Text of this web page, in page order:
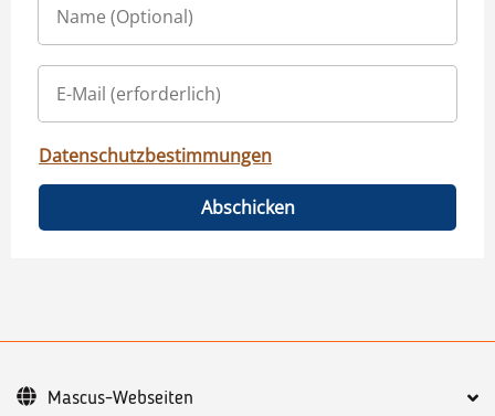
Datenschutzbestimmungen
Abschicken
Mascus-Webseiten